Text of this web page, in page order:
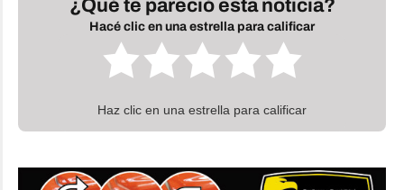
¿Qué te pareció esta noticia?
Hacé clic en una estrella para calificar
Haz clic en una estrella para calificar